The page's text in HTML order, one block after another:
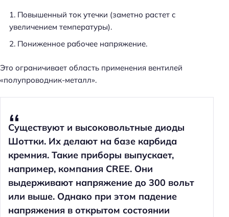
Повышенный ток утечки (заметно растет с
увеличением температуры).
Пониженное рабочее напряжение.
Это ограничивает область применения вентилей
«полупроводник-металл».
Cуществуют и высоковольтные диоды
Шоттки. Их делают на базе карбида
кремния. Такие приборы выпускает,
например, компания CREE. Они
выдерживают напряжение до 300 вольт
или выше. Однако при этом падение
напряжения в открытом состоянии